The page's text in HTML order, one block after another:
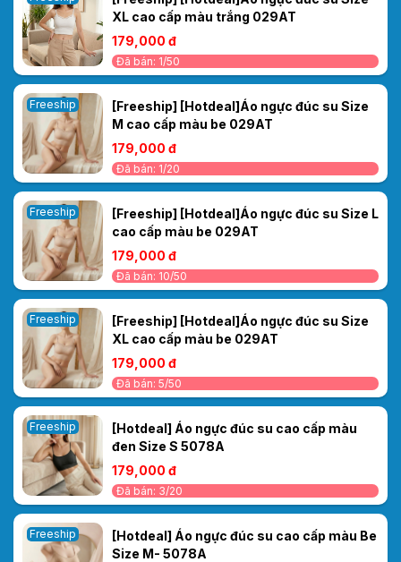
XL cao cấp màu trắng 029AT
179,000 đ
Đã bán: 1/50
Freeship
[Freeship] [Hotdeal]Áo ngực đúc su Size
M cao cấp màu be 029AT
179,000 đ
Đã bán: 1/20
Freeship
[Freeship] [Hotdeal]Áo ngực đúc su Size L
cao cấp màu be 029AT
179,000 đ
Đã bán: 10/50
Freeship
[Freeship] [Hotdeal]Áo ngực đúc su Size
XL cao cấp màu be 029AT
179,000 đ
Đã bán: 5/50
Freeship
[Hotdeal] Áo ngực đúc su cao cấp màu
đen Size S 5078A
179,000 đ
Đã bán: 3/20
Freeship
[Hotdeal] Áo ngực đúc su cao cấp màu Be
Size M- 5078A